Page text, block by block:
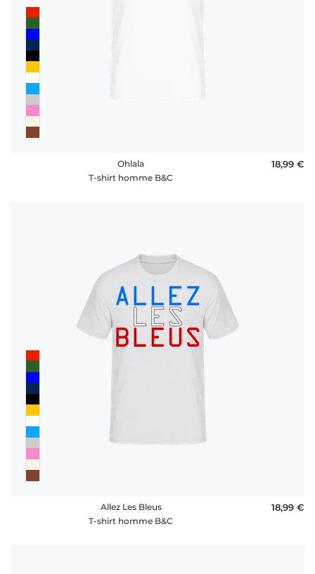
Ohlala
T-shirt homme B&C
18,99 €
Allez Les Bleus
T-shirt homme B&C
18,99 €